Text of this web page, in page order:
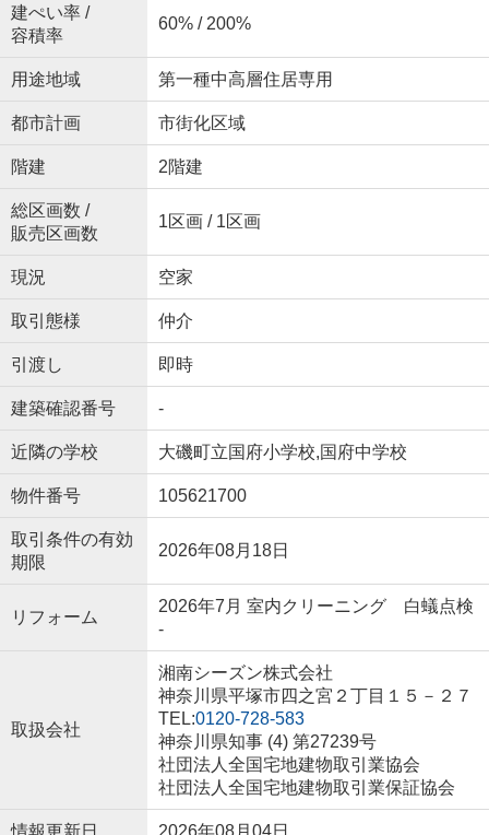
建ぺい率 /
容積率
60% / 200%
用途地域 第一種中高層住居専用
都市計画 市街化区域
階建 2階建
総区画数 /
販売区画数
1区画 / 1区画
現況 空家
取引態様 仲介
引渡し 即時
建築確認番号 -
近隣の学校 大磯町立国府小学校,国府中学校
物件番号 105621700
取引条件の有効
期限
2026年08月18日
リフォーム
2026年7月 室内クリーニング 白蟻点検
-
取扱会社
湘南シーズン株式会社
神奈川県平塚市四之宮２丁目１５－２７
TEL:0120-728-583
神奈川県知事 (4) 第27239号
社団法人全国宅地建物取引業協会
社団法人全国宅地建物取引業保証協会